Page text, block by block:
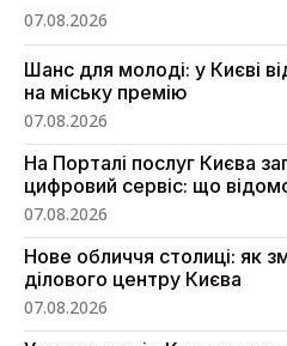
07.08.2026
Шанс для молоді: у Києві
на міську премію
07.08.2026
На Порталі послуг Києва
цифровий сервіс: що
07.08.2026
Нове обличчя столиці: як
ділового центру Києва
07.08.2026